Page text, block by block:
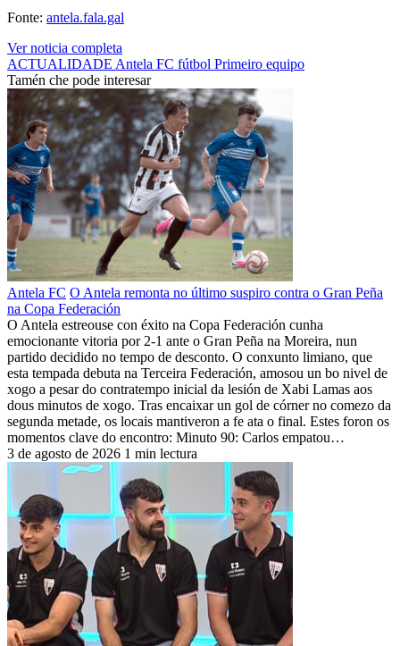
Fonte: antela.fala.gal
Ver noticia completa
ACTUALIDADE Antela FC fútbol Primeiro equipo
Tamén che pode interesar
Antela FC O Antela remonta no último suspiro contra o Gran Peña
na Copa Federación
O Antela estreouse con éxito na Copa Federación cunha
emocionante vitoria por 2-1 ante o Gran Peña na Moreira, nun
partido decidido no tempo de desconto. O conxunto limiano, que
esta tempada debuta na Terceira Federación, amosou un bo nivel de
xogo a pesar do contratempo inicial da lesión de Xabi Lamas aos
dous minutos de xogo. Tras encaixar un gol de córner no comezo da
segunda metade, os locais mantiveron a fe ata o final. Estes foron os
momentos clave do encontro: Minuto 90: Carlos empatou…
3 de agosto de 2026 1 min lectura